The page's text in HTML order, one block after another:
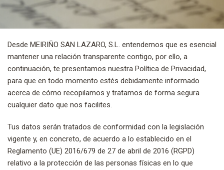
Desde MEIRIÑO SAN LAZARO, S.L. entendemos que es esencial
mantener una relación transparente contigo, por ello, a
continuación, te presentamos nuestra Política de Privacidad,
para que en todo momento estés debidamente informado
acerca de cómo recopilamos y tratamos de forma segura
cualquier dato que nos facilites.
Tus datos serán tratados de conformidad con la legislación
vigente y, en concreto, de acuerdo a lo establecido en el
Reglamento (UE) 2016/679 de 27 de abril de 2016 (RGPD)
relativo a la protección de las personas físicas en lo que